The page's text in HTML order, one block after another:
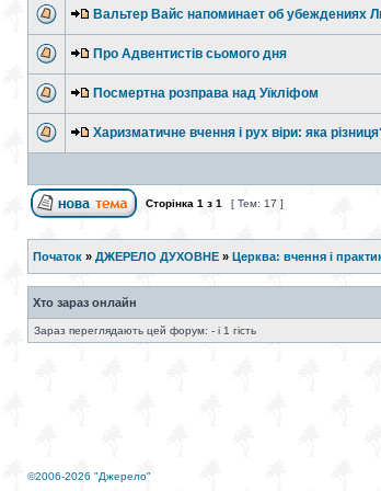
Вальтер Вайс напоминает об убеждениях
Про Адвентистів сьомого дня
Посмертна розправа над Уїкліфом
Харизматичне вчення і рух віри: яка
Сторінка 1 з 1 [ Тем: 17 ]
Початок » ДЖЕРЕЛО ДУХОВНЕ » Церква: вчення і
Хто зараз онлайн
Зараз переглядають цей форум: - і 1 гість
©2006-2026 "Джерело"